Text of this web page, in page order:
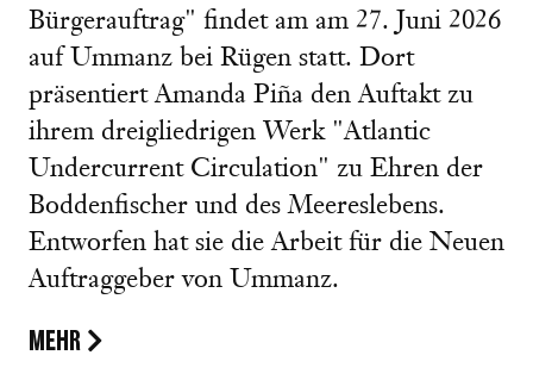
Bürgerauftrag" findet am am 27. Juni 2026
auf Ummanz bei Rügen statt. Dort
präsentiert Amanda Piña den Auftakt zu
ihrem dreigliedrigen Werk "Atlantic
Undercurrent Circulation" zu Ehren der
Boddenfischer und des Meereslebens.
Entworfen hat sie die Arbeit für die Neuen
Auftraggeber von Ummanz.
MEHR